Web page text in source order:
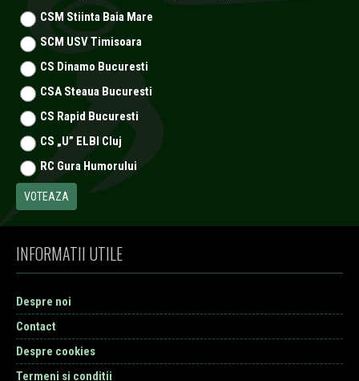
CSM Stiinta Baia Mare
SCM USV Timisoara
CS Dinamo Bucuresti
CSA Steaua Bucuresti
CS Rapid Bucuresti
CS „U” ELBI Cluj
RC Gura Humorului
INFORMATII UTILE
Despre noi
Contact
Despre cookies
Termeni si conditii